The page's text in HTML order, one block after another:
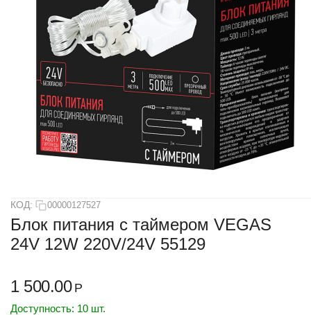
КОД: 00000127527
Блок питания с таймером VEGAS
24V 12W 220V/24V 55129
1 500.00 Р
Доступность: 10 шт.